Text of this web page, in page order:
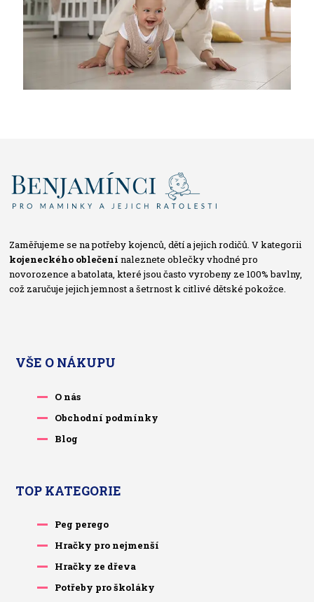
Zaměřujeme se na potřeby kojenců, dětí a jejich rodičů. V kategorii
kojeneckého oblečení naleznete oblečky vhodné pro
novorozence a batolata, které jsou často vyrobeny ze 100% bavlny,
což zaručuje jejich jemnost a šetrnost k citlivé dětské pokožce.
VŠE O NÁKUPU
O nás
Obchodní podmínky
Blog
TOP KATEGORIE
Peg perego
Hračky pro nejmenší
Hračky ze dřeva
Potřeby pro školáky